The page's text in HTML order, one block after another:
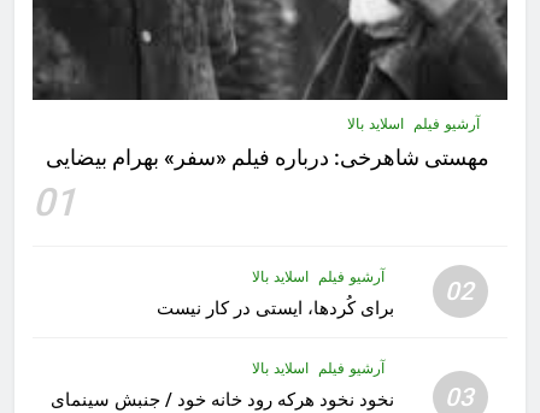
آرشیو فیلم اسلاید بالا
مهستى شاهرخى:‌ درباره فيلم «سفر» بهرام بیضایی
01
02 آرشیو فیلم اسلاید بالا
برای کُردها، ایستی در کار نیست
03
آرشیو فیلم اسلاید بالا
نخود نخود هرکه رود خانه خود / جنبش سینمای